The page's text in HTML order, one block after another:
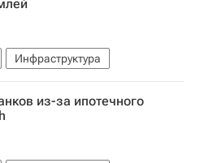
Инфраструктура
из-за ипотечного